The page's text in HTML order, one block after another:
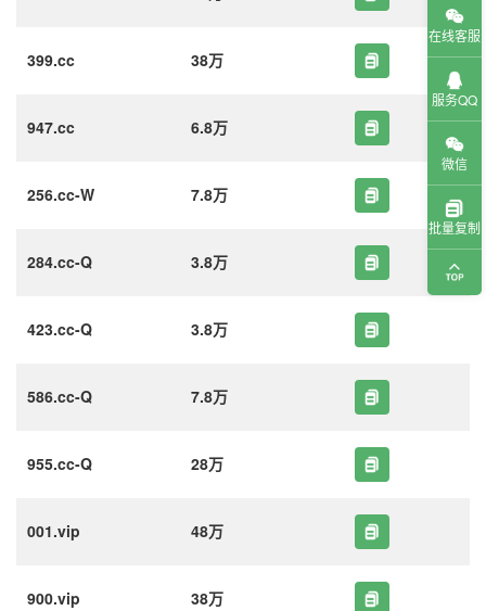
399.cc 38万
947.cc 6.8万
256.cc-W 7.8万
284.cc-Q 3.8万
423.cc-Q 3.8万
586.cc-Q 7.8万
955.cc-Q 28万
001.vip 48万
900.vip 38万
在线客服
服务QQ
微信
批量复制